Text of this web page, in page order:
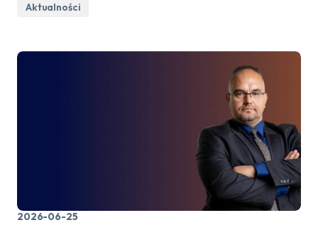
Aktualności
2026-06-25